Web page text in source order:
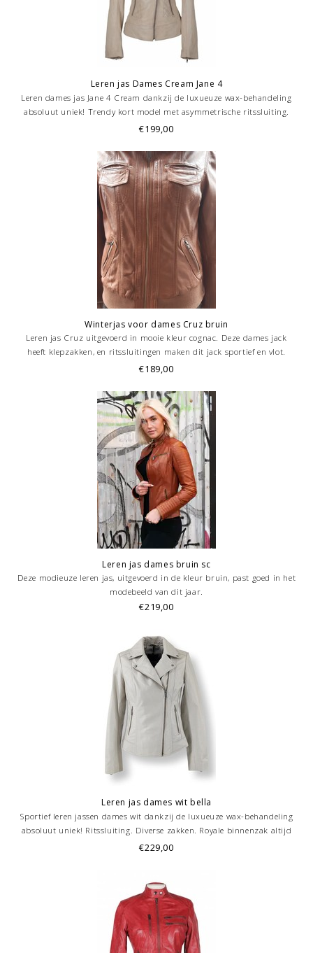
Leren jas Dames Cream Jane 4
Leren dames jas Jane 4 Cream dankzij de luxueuze wax-behandeling
absoluut uniek! Trendy kort model met asymmetrische ritssluiting.
Diverse zakken. Royale binnenzak altijd handig, getailleerd. .Prachtige
€199,00
Winterjas voor dames Cruz bruin
Leren jas Cruz uitgevoerd in mooie kleur cognac. Deze dames jack
heeft klepzakken, en ritssluitingen maken dit jack sportief en vlot.
Bestel nu bij Leathercity.nl
€189,00
Leren jas dames bruin sc
Deze modieuze leren jas, uitgevoerd in de kleur bruin, past goed in het
modebeeld van dit jaar.
€219,00
Leren jas dames wit bella
Sportief leren jassen dames wit dankzij de luxueuze wax-behandeling
absoluut uniek! Ritssluiting. Diverse zakken. Royale binnenzak altijd
handig Trendy kort model, getailleerd. .Prachtige soepelvallende
€229,00